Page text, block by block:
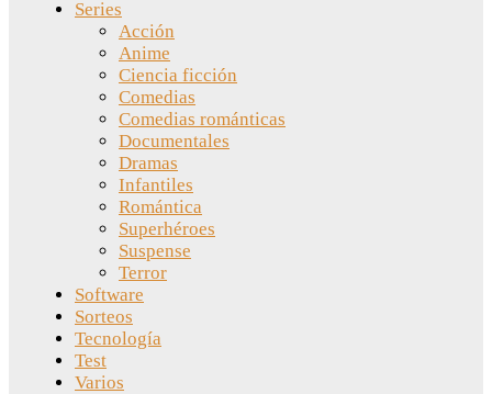
Series
Acción
Anime
Ciencia ficción
Comedias
Comedias románticas
Documentales
Dramas
Infantiles
Romántica
Superhéroes
Suspense
Terror
Software
Sorteos
Tecnología
Test
Varios